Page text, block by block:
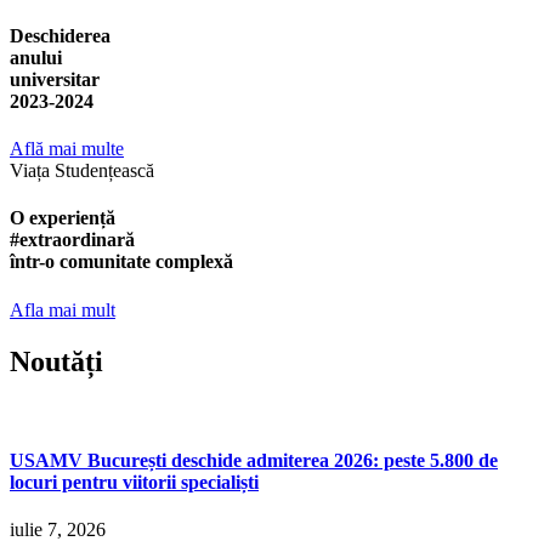
Deschiderea
anului
universitar
2023-2024
Află mai multe
Viața Studențească
O experiență
#extraordinară
într-o comunitate complexă
Afla mai mult
Noutăți​
USAMV București deschide admiterea 2026: peste 5.800 de
locuri pentru viitorii specialiști
iulie 7, 2026